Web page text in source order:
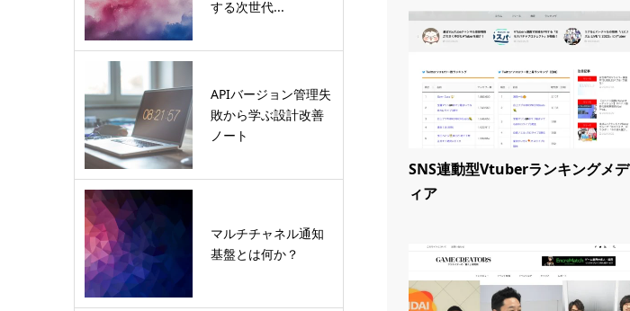
SNS連動型Vtuberランキングメデ
ィア
する次世代...
APIバージョン管理失
敗から学ぶ設計改善
ノート
マルチチャネル通知
基盤とは何か？